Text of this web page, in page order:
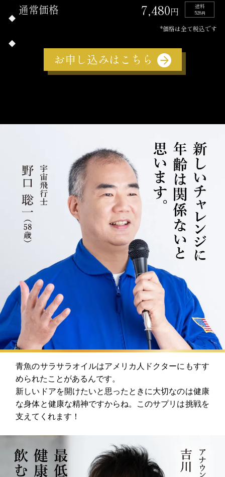
通常価格 7,480円
送料
528円
*価格は全て税込です
お申し込みはこちら
青魚のサラサラオイルはアメリカ人ドクターにもすす
められたことがあるんです。
新しいドアを開けたいと思ったときに大切なのは健康
な身体と健康な精神ですからね。このサプリは挑戦を
支えてくれます！